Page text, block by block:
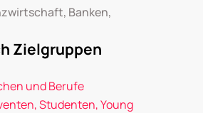
Banken,
Zielgruppen
und Berufe
Studenten, Young